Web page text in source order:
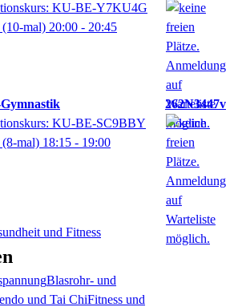
KU-BE-Y7KU4G
(10-mal) 20:00 - 20:45
262N3447v
KU-BE-SC9BBY
(8-mal) 18:15 - 19:00
und Fitness
Blasrohr- und
und Tai ChiFitness und